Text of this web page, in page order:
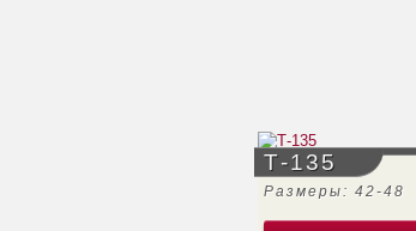
Т-135
Размеры: 42-48